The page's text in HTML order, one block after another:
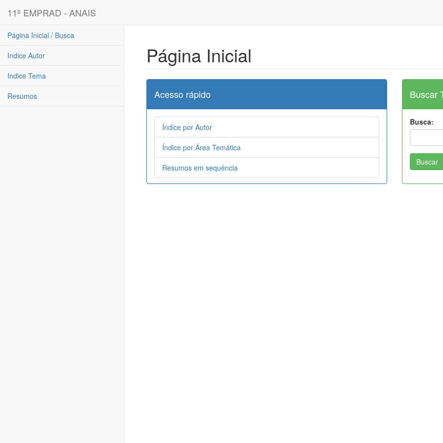
11º EMPRAD - ANAIS
Página Inicial / Busca
Indice Autor
Indice Tema
Resumos
Página Inicial
Acesso rápido
Índice por Autor
Índice por Área Temática
Resumos em sequência
Buscar
Busca:
Buscar